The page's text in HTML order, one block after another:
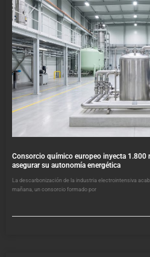
Consorcio químico europeo inyecta 1.800
asegurar su autonomía energética
La descarbonización de la industria electrointensiva
mañana, un consorcio formado por